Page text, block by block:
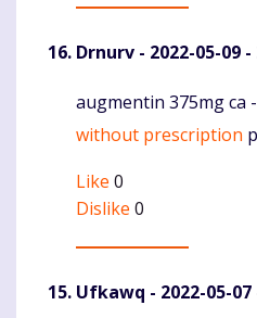
Drnurv - 2022-05-09 -
Komentaras
augmentin 375mg ca -
without prescription
Like 0
Dislike 0
Ufkawq - 2022-05-07